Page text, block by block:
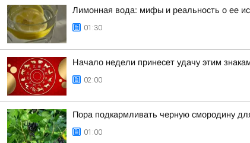
Лимонная вода: мифы и реальность о ее
01:30
Начало недели принесет удачу этим
02:00
Пора подкармливать черную смородину
01:00